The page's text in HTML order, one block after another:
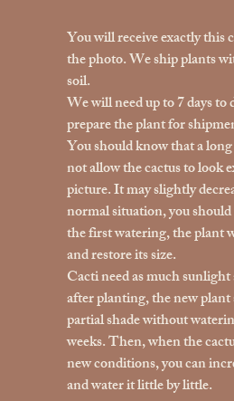
You will receive exactly this
the photo. We ship plants
soil.
We will need up to 7 days
prepare the plant for
You should know that a
not allow the cactus to look
picture. It may slightly
normal situation, you
the first watering, the plant
and restore its size.
Cacti need as much sunlight
after planting, the new
partial shade without
weeks. Then, when the
new conditions, you can
and water it little by little.